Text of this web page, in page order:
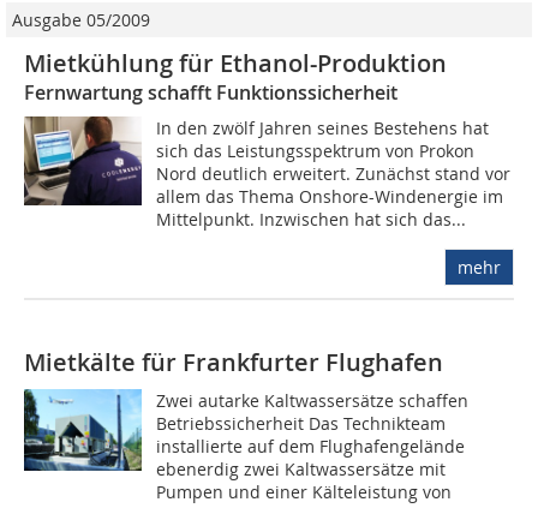
Ausgabe 05/2009
Mietkühlung für Ethanol-Produktion
Fernwartung schafft Funktionssicherheit
In den zwölf Jahren seines Bestehens hat
sich das Leistungsspektrum von Prokon
Nord deutlich erweitert. Zunächst stand vor
allem das Thema Onshore-Windenergie im
Mittelpunkt. Inzwischen hat sich das...
mehr
Mietkälte für Frankfurter Flughafen
Zwei autarke Kaltwassersätze schaffen
Betriebssicherheit Das Technikteam
installierte auf dem Flughafengelände
ebenerdig zwei Kaltwassersätze mit
Pumpen und einer Kälteleistung von